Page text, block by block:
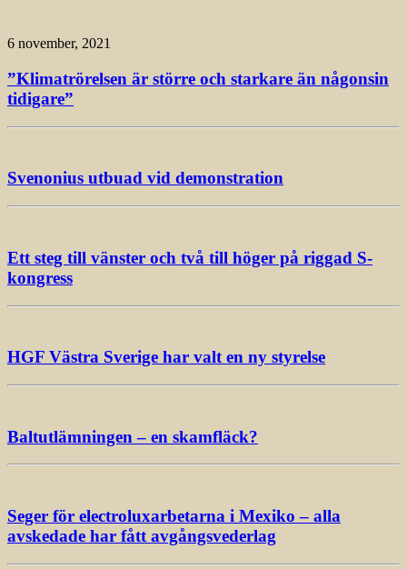
6 november, 2021
”Klimatrörelsen är större och starkare än någonsin
tidigare”
Svenonius utbuad vid demonstration
Ett steg till vänster och två till höger på riggad S-
kongress
HGF Västra Sverige har valt en ny styrelse
Baltutlämningen – en skamfläck?
Seger för electroluxarbetarna i Mexiko – alla
avskedade har fått avgångsvederlag